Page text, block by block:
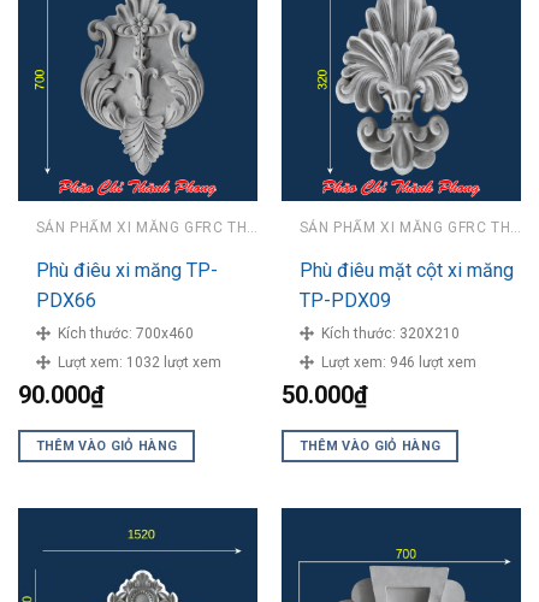
SẢN PHẨM XI MĂNG GFRC THÀNH PHONG
Phù điêu xi măng TP-
PDX66
Kích thước: 700x460
Lượt xem: 1032 lượt xem
90.000₫
THÊM VÀO GIỎ HÀNG
SẢN PHẨM XI MĂNG GFRC THÀNH PHONG
Phù điêu mặt cột xi măng
TP-PDX09
Kích thước: 320X210
Lượt xem: 946 lượt xem
50.000₫
THÊM VÀO GIỎ HÀNG